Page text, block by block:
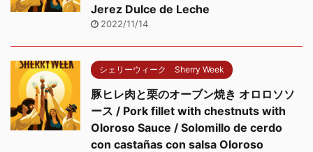
Jerez Dulce de Leche
2022/11/14
シェリーウィーク Sherry Week
豚ヒレ肉と栗のオーブン焼き オロロソソ
ース / Pork fillet with chestnuts with
Oloroso Sauce / Solomillo de cerdo
con castañas con salsa Oloroso